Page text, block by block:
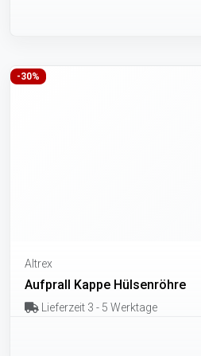
-30%
Altrex
Aufprall Kappe Hülsenröhre
Lieferzeit 3 - 5 Werktage